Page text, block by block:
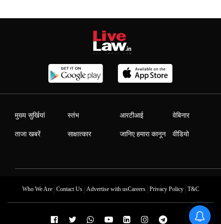
मुख्य सुर्खियां
ताजा खबरें
स्तंभ
साक्षात्कार
आरटीआई
जानिए हमारा कानून
वेबिनार
वीडियो
Who We Are| Contact Us| Advertise with usCareers| Privacy Policy| T&C